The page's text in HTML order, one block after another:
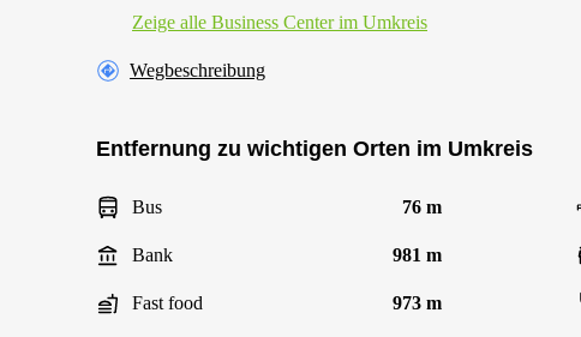
Zeige alle Business Center im Umkreis
Wegbeschreibung
Entfernung zu wichtigen Orten im Umkreis
Bus 76 m
Bank 981 m
Fast food 973 m